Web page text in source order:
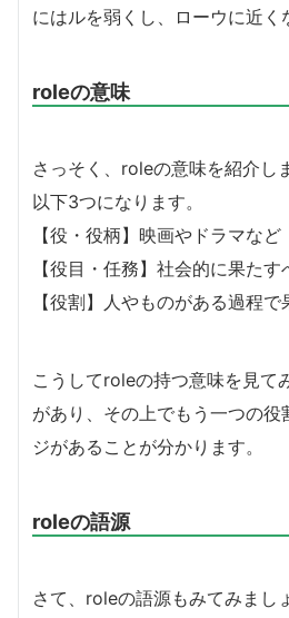
にはルを弱くし、ローウに近く
roleの意味
さっそく、roleの意味を紹介し
以下3つになります。
【役・役柄】映画やドラマなど
【役目・任務】社会的に果たす
【役割】人やものがある過程
こうしてroleの持つ意味を見て
があり、その上でもう一つの役
ジがあることが分かります。
roleの語源
さて、roleの語源もみてみまし